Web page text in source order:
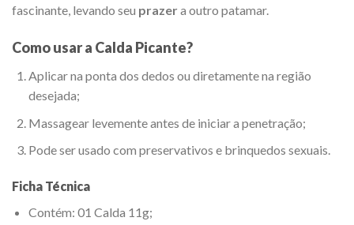
fascinante, levando seu prazera outro patamar.
Como usar a Calda Picante?
Aplicar na ponta dos dedos ou diretamente na região
desejada;
Massagear levemente antes de iniciar a penetração;
Pode ser usado com preservativos e brinquedos sexuais.
Ficha Técnica
Contém: 01 Calda 11g;